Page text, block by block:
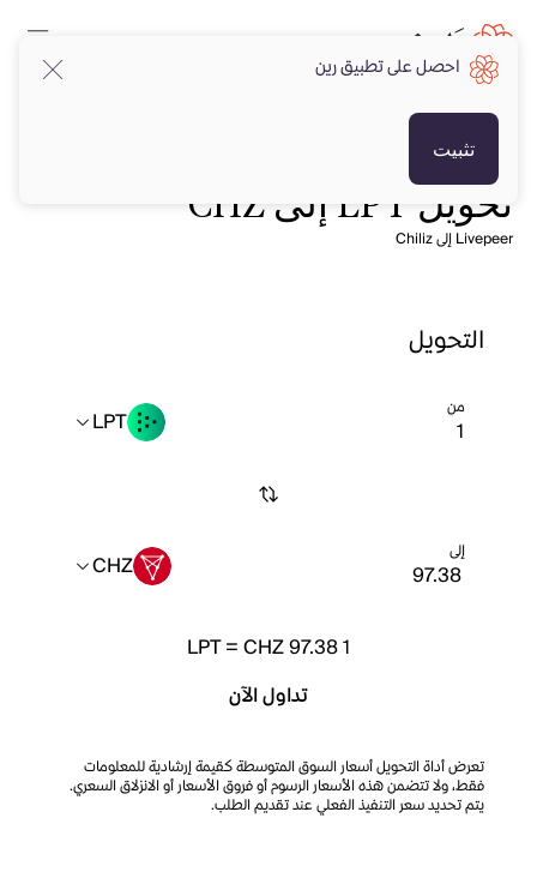
تحويل LPT إلى CHZ
Livepeer إلى Chiliz
التحويل
من LPT
إلى CHZ
1
LPT=CHZ 97.38
تداول الآن
تعرض أداة التحويل أسعار السوق المتوسطة كقيمة إرشادية للمعلومات
فقط، ولا تتضمن هذه الأسعار الرسوم أو فروق الأسعار أو الانزلاق السعري.
يتم تحديد سعر التنفيذ الفعلي عند تقديم الطلب.
احصل على تطبيق رين
تثبيت